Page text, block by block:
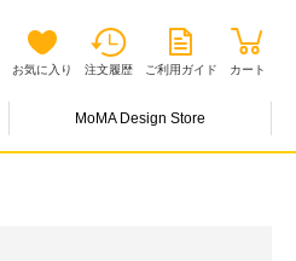
お気に入り 注文履歴 ご利用ガイド カート
MoMA Design Store